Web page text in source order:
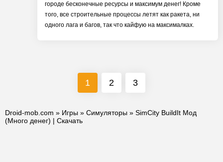
городе бесконечные ресурсы и максимум денег! Кроме
того, все строительные процессы летят как ракета, ни
одного лага и багов, так что кайфую на максималках.
1 2 3
Droid-mob.com » Игры » Симуляторы » SimCity BuildIt Мод
(Много денег) | Скачать